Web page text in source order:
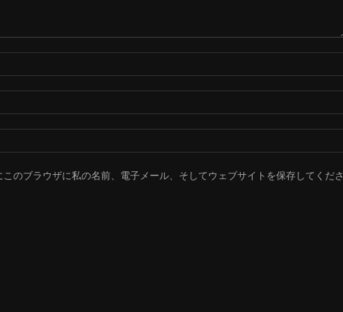
のブラウザに私の名前、電子メール、そしてウェブサイトを保存してくださ